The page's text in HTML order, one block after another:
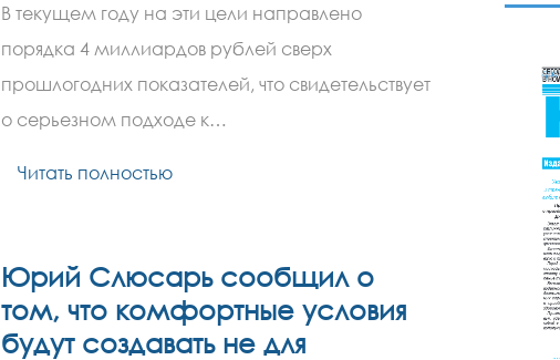
область
наращивает
темпы
дорожного
строительства
В текущем году на эти цели направлено
порядка 4 миллиардов рублей сверх
прошлогодних показателей, что свидетельствует
о серьезном подходе к…
Читать полностью
Юрий Слюсарь сообщил о
том, что комфортные условия
будут создавать не для